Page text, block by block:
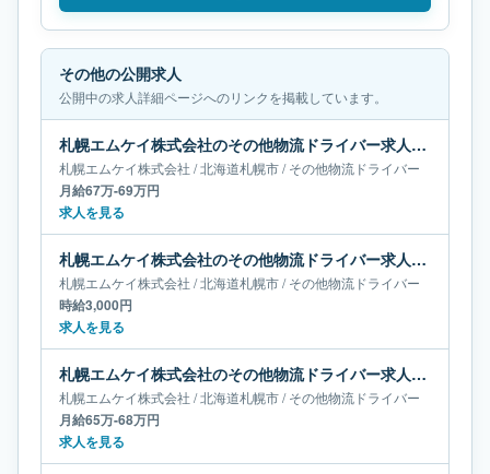
その他の公開求人
公開中の求人詳細ページへのリンクを掲載しています。
札幌エムケイ株式会社のその他物流ドライバー求人｜北海道札幌市｜月給67万-69万円
札幌エムケイ株式会社 /北海道札幌市/その他物流ドライバー
月給67万-69万円
求人を見る
札幌エムケイ株式会社のその他物流ドライバー求人｜北海道札幌市
札幌エムケイ株式会社 /北海道札幌市/その他物流ドライバー
時給3,000円
求人を見る
札幌エムケイ株式会社のその他物流ドライバー求人｜北海道札幌市｜月給65万-68万円
札幌エムケイ株式会社 /北海道札幌市/その他物流ドライバー
月給65万-68万円
求人を見る